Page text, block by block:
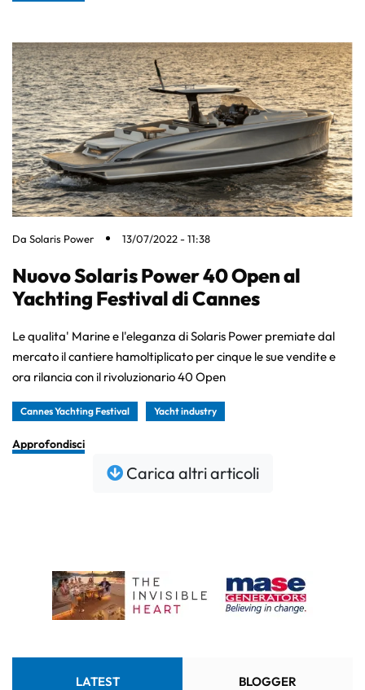
Da Solaris Power 13/07/2022 - 11:38
Nuovo Solaris Power 40 Open al
Yachting Festival di Cannes
Le qualita' Marine e l'eleganza di Solaris Power premiate dal
mercato il cantiere hamoltiplicato per cinque le sue vendite e
ora rilancia con il rivoluzionario 40 Open
Cannes Yachting Festival Yacht industry
Approfondisci
Carica altri articoli
LATEST BLOGGER